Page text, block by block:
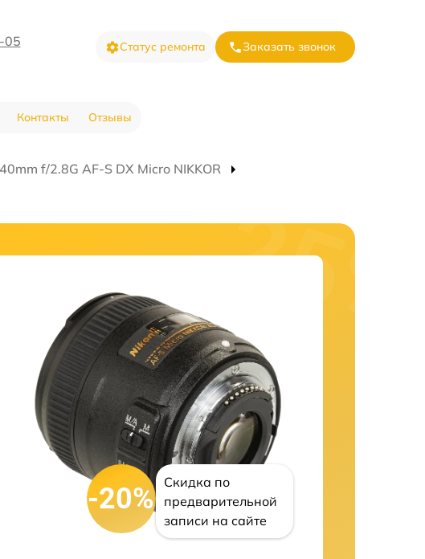
05 Статус ремонта Заказать звонок
Контакты Отзывы
f/2.8G AF-S DX Micro NIKKOR
-20%
Скидка по
предварительной
записи на сайте